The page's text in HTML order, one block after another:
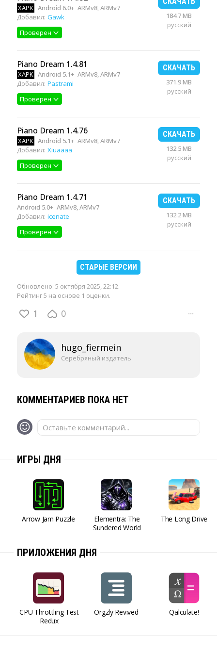
XAPK Android 6.0+ ARMv8, ARMv7
Добавил: Gawk
Проверен
184.7 MB
русский
Piano Dream 1.4.81
XAPK Android 5.1+ ARMv8, ARMv7
Добавил: Pastrami
Проверен
СКАЧАТЬ
371.9 MB
русский
Piano Dream 1.4.76
XAPK Android 5.1+ ARMv8, ARMv7
Добавил: Xiuaaaa
Проверен
СКАЧАТЬ
132.5 MB
русский
Piano Dream 1.4.71
Android 5.0+ ARMv8, ARMv7
Добавил: icenate
Проверен
СКАЧАТЬ
132.2 MB
русский
СТАРЫЕ ВЕРСИИ
Обновлено: 5 октября 2025, 22:12.
Рейтинг 5 на основе 1 оценки.
1 0 ···
hugo_fiermein
Серебряный издатель
КОММЕНТАРИЕВ ПОКА НЕТ
Оставьте комментарий...
ИГРЫ ДНЯ
Arrow Jam Puzzle
Elementra: The
Sundered World
The Long Drive
ПРИЛОЖЕНИЯ ДНЯ
CPU Throttling Test
Redux
Orgzly Revived Qalculate!